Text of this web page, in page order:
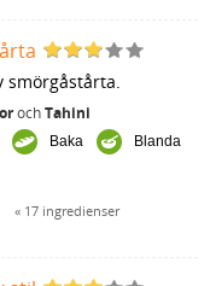
smörgåstårta.
ochTahini
Baka
Blanda
17 ingredienser